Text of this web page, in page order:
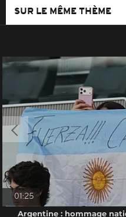
SUR LE MÊME THÈME
01:25
Argentine : hommage